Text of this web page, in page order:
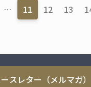
… 11 12 13
スレター（メルマガ